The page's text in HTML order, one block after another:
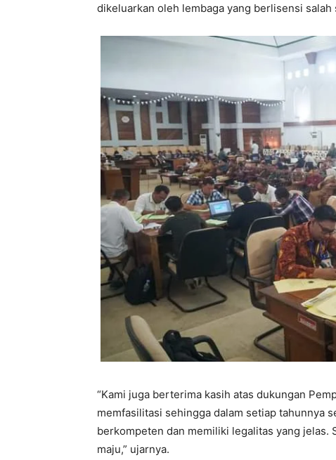
dikeluarkan oleh lembaga yang berlisensi salah
“Kami juga berterima kasih atas dukungan
memfasilitasi sehingga dalam setiap tahunnya
berkompeten dan memiliki legalitas yang jelas.
maju,” ujarnya.